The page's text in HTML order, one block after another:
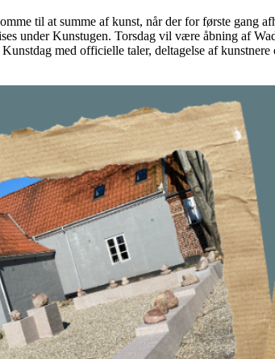
til at summe af kunst, når der for første gang
under Kunstugen. Torsdag vil være åbning af
med officielle taler, deltagelse af